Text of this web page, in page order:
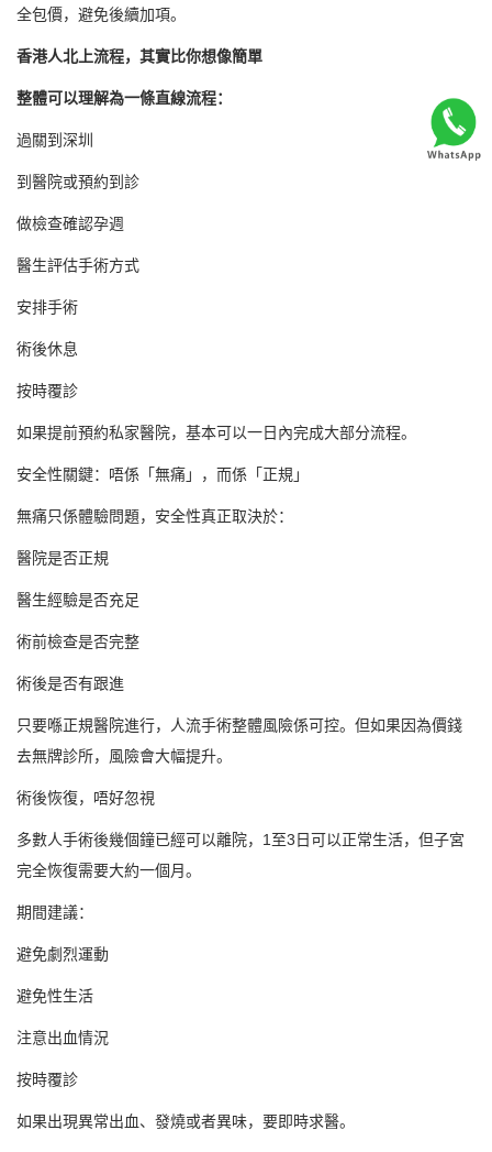
全包價，避免後續加項。
香港人北上流程，其實比你想像簡單
整體可以理解為一條直線流程：
過關到深圳
到醫院或預約到診
做檢查確認孕週
醫生評估手術方式
安排手術
術後休息
按時覆診
如果提前預約私家醫院，基本可以一日內完成大部分流程。
安全性關鍵：唔係「無痛」，而係「正規」
無痛只係體驗問題，安全性真正取決於：
醫院是否正規
醫生經驗是否充足
術前檢查是否完整
術後是否有跟進
只要喺正規醫院進行，人流手術整體風險係可控。但如果因為價錢
去無牌診所，風險會大幅提升。
術後恢復，唔好忽視
多數人手術後幾個鐘已經可以離院，1至3日可以正常生活，但子宮
完全恢復需要大約一個月。
期間建議：
避免劇烈運動
避免性生活
注意出血情況
按時覆診
如果出現異常出血、發燒或者異味，要即時求醫。